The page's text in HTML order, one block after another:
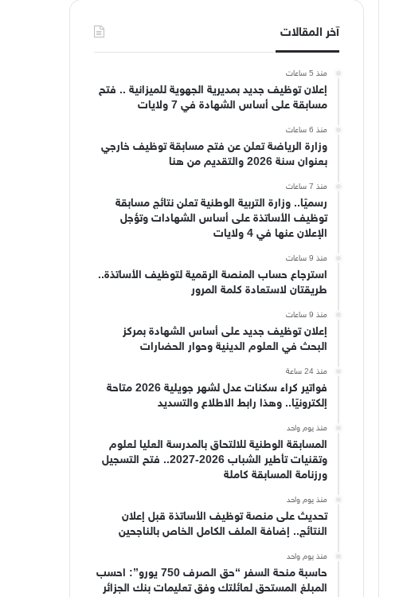
آخر المقالات
منذ 5 ساعات
إعلان توظيف جديد بمديرية الجهوية للميزانية .. فتح
مسابقة على أساس الشهادة في 7 ولايات
منذ 6 ساعات
وزارة الرياضة تعلن عن فتح مسابقة توظيف خارجي
بعنوان سنة 2026 والتقديم من هنا
منذ 7 ساعات
رسميًا.. وزارة التربية الوطنية تعلن نتائج مسابقة
توظيف الأساتذة على أساس الشهادات وتؤجل
الإعلان عنها في 4 ولايات
منذ 9 ساعات
استرجاع حساب المنصة الرقمية لتوظيف الأساتذة..
طريقتان لاستعادة كلمة المرور
منذ 9 ساعات
إعلان توظيف جديد على أساس الشهادة بمركز
البحث في العلوم الدينية وحوار الحضارات
منذ 24 ساعة
فواتير كراء سكنات عدل لشهر جويلية 2026 متاحة
إلكترونيًا.. وهذا رابط الاطلاع والتسديد
منذ يوم واحد
المسابقة الوطنية للالتحاق بالمدرسة العليا لعلوم
وتقنيات تأطير الشباب 2026-2027.. فتح التسجيل
ورزنامة المسابقة كاملة
منذ يوم واحد
تحديث على منصة توظيف الأساتذة قبل إعلان
النتائج.. إضافة الملف الكامل الخاص بالناجحين
منذ يوم واحد
حاسبة منحة السفر “حق الصرف 750 يورو”: احسب
المبلغ المستحق لعائلتك وفق تعليمات بنك الجزائر